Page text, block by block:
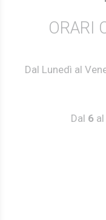
ORARI
Dal Lunedì al
Dal 6 al